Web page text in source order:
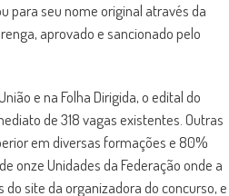
para seu nome original através da
aprovado e sancionado pelo
e na Folha Dirigida, o edital do
de 318 vagas existentes. Outras
em diversas formações e 80%
onze Unidades da Federação onde a
site da organizadora do concurso, e